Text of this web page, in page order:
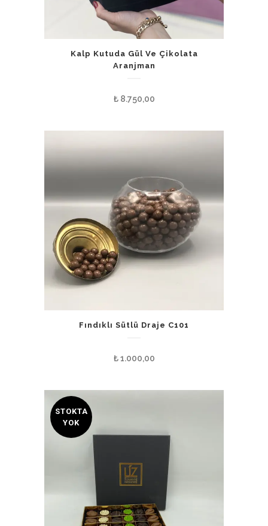
Kalp Kutuda Gül Ve Çikolata
Aranjman
₺8.750,00
Fındıklı Sütlü Draje C101
₺1.000,00
STOKTA
YOK